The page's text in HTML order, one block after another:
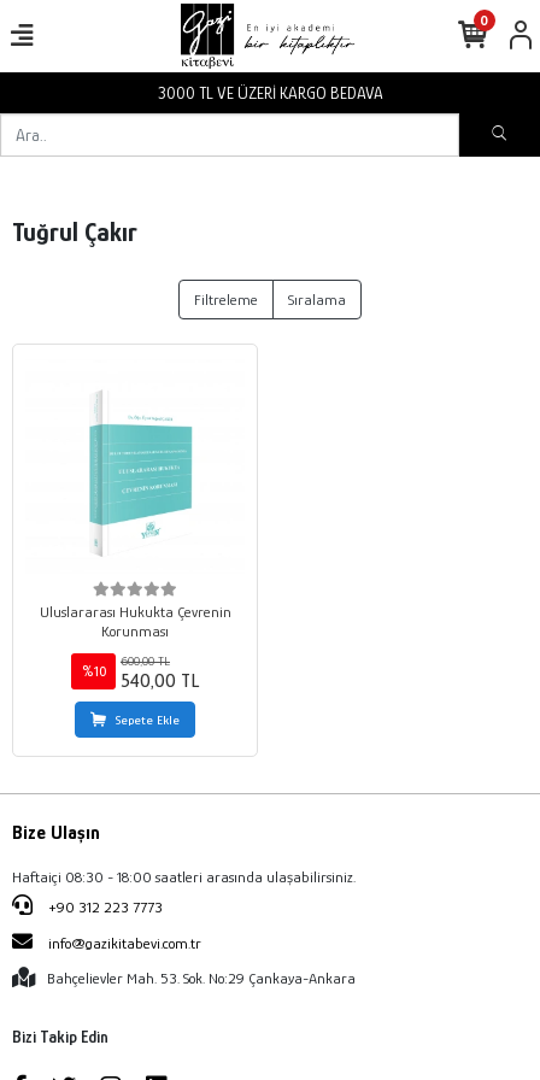
3000 TL VE ÜZERİ KARGO BEDAVA
0
Tuğrul Çakır
Filtreleme Sıralama
Uluslararası Hukukta Çevrenin
Korunması
%10
600,00 TL
540,00 TL
Sepete Ekle
Bize Ulaşın
Haftaiçi 08:30 - 18:00 saatleri arasında ulaşabilirsiniz.
+90 312 223 7773
info@gazikitabevi.com.tr
Bahçelievler Mah. 53. Sok. No:29 Çankaya-Ankara
Bizi Takip Edin